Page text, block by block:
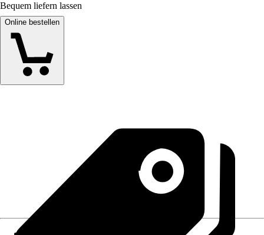
Bequem liefern lassen
Online bestellen